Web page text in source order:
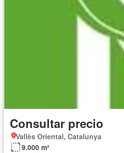
Consultar precio
Vallès Oriental, Catalunya
9.000 m²